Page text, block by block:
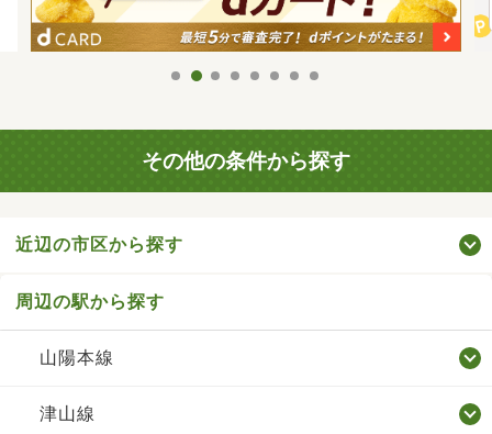
その他の条件から探す
近辺の市区から探す
周辺の駅から探す
山陽本線
津山線